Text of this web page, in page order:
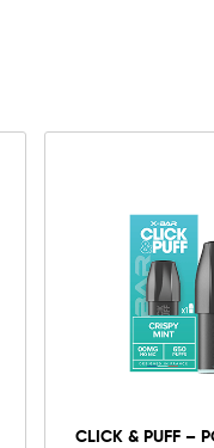
CLICK & PUFF –